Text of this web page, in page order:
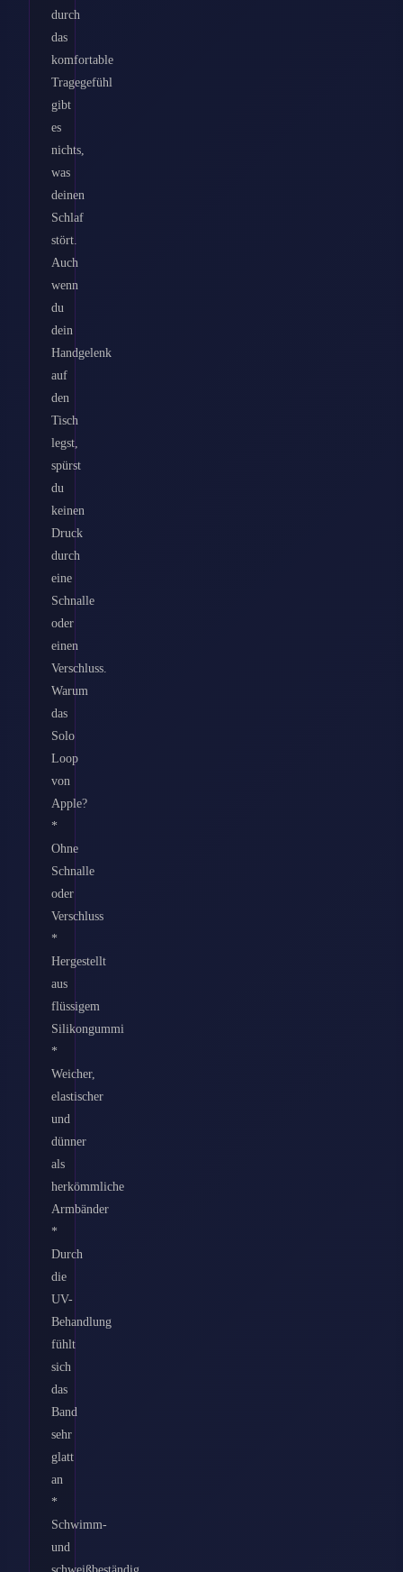
durch
das
komfortable
Tragegefühl
gibt
es
nichts,
was
deinen
Schlaf
stört.
Auch
wenn
du
dein
Handgelenk
auf
den
Tisch
legst,
spürst
du
keinen
Druck
durch
eine
Schnalle
oder
einen
Verschluss.
Warum
das
Solo
Loop
von
Apple?
*
Ohne
Schnalle
oder
Verschluss
*
Hergestellt
aus
flüssigem
Silikongummi
*
Weicher,
elastischer
und
dünner
als
herkömmliche
Armbänder
*
Durch
die
UV-
Behandlung
fühlt
sich
das
Band
sehr
glatt
an
*
Schwimm-
und